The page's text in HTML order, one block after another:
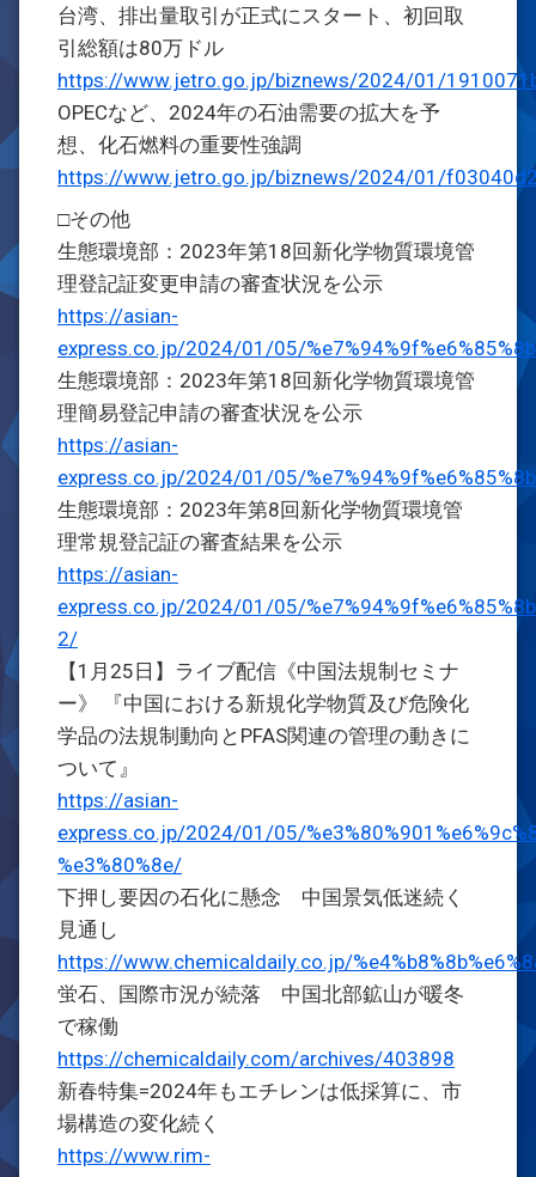
台湾、排出量取引が正式にスタート、初回取
引総額は80万ドル
https://www.jetro.go.jp/biznews/2024/01/
OPECなど、2024年の石油需要の拡大を予
想、化石燃料の重要性強調
https://www.jetro.go.jp/biznews/2024/01/
□その他
生態環境部：2023年第18回新化学物質環境管
理登記証変更申請の審査状況を公示
https://asian-
express.co.jp/2024/01/05/
生態環境部：2023年第18回新化学物質環境管
理簡易登記申請の審査状況を公示
https://asian-
express.co.jp/2024/01/05/
生態環境部：2023年第8回新化学物質環境管
理常規登記証の審査結果を公示
https://asian-
express.co.jp/2024/01/05/
2/
【1月25日】ライブ配信《中国法規制セミナ
ー》 『中国における新規化学物質及び危険化
学品の法規制動向とPFAS関連の管理の動きに
ついて』
https://asian-
express.co.jp/2024/01/05/
%e3%80%8e/
下押し要因の石化に懸念 中国景気低迷続く
見通し
https://www.chemicaldaily.co.jp/
蛍石、国際市況が続落 中国北部鉱山が暖冬
で稼働
https://chemicaldaily.com/archives/403898
新春特集=2024年もエチレンは低採算に、市
場構造の変化続く
https://www.rim-